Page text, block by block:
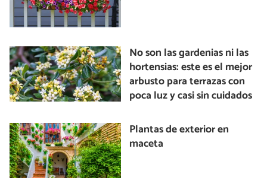
No son las gardenias ni las
hortensias: este es el mejor
arbusto para terrazas con
poca luz y casi sin cuidados
Plantas de exterior en
maceta